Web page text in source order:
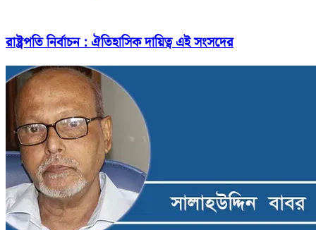
রাষ্ট্রপতি নির্বাচন : ঐতিহাসিক দায়িত্ব এই সংসদের